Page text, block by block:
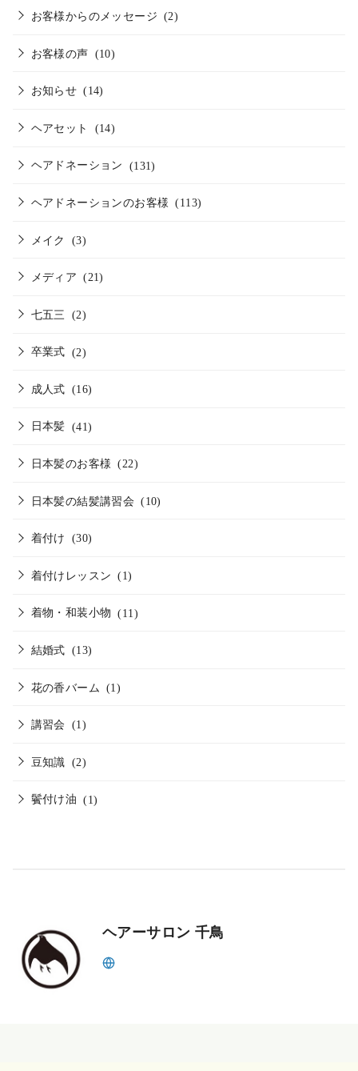
お客様からのメッセージ (2)
お客様の声 (10)
お知らせ (14)
ヘアセット (14)
ヘアドネーション (131)
ヘアドネーションのお客様 (113)
メイク (3)
メディア (21)
七五三 (2)
卒業式 (2)
成人式 (16)
日本髪 (41)
日本髪のお客様 (22)
日本髪の結髪講習会 (10)
着付け (30)
着付けレッスン (1)
着物・和装小物 (11)
結婚式 (13)
花の香バーム (1)
講習会 (1)
豆知識 (2)
鬢付け油 (1)
ヘアーサロン 千鳥